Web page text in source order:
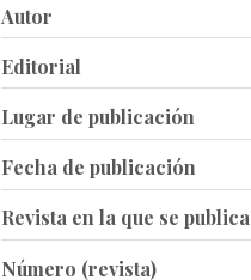
Autor
Editorial
Lugar de publicación
Fecha de publicación
Revista en la que se publica
Número (revista)